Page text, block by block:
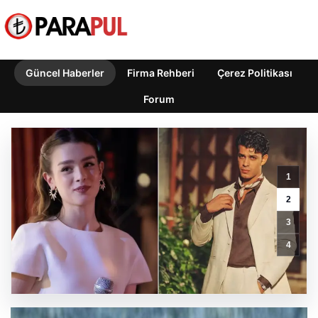
Güncel Haberler Firma Rehberi Çerez Politikası
Forum
1
2
3
4
Ertuğrul
Özkök
hakkında
Cumhurbaşkanına
hakaret
soruşturması